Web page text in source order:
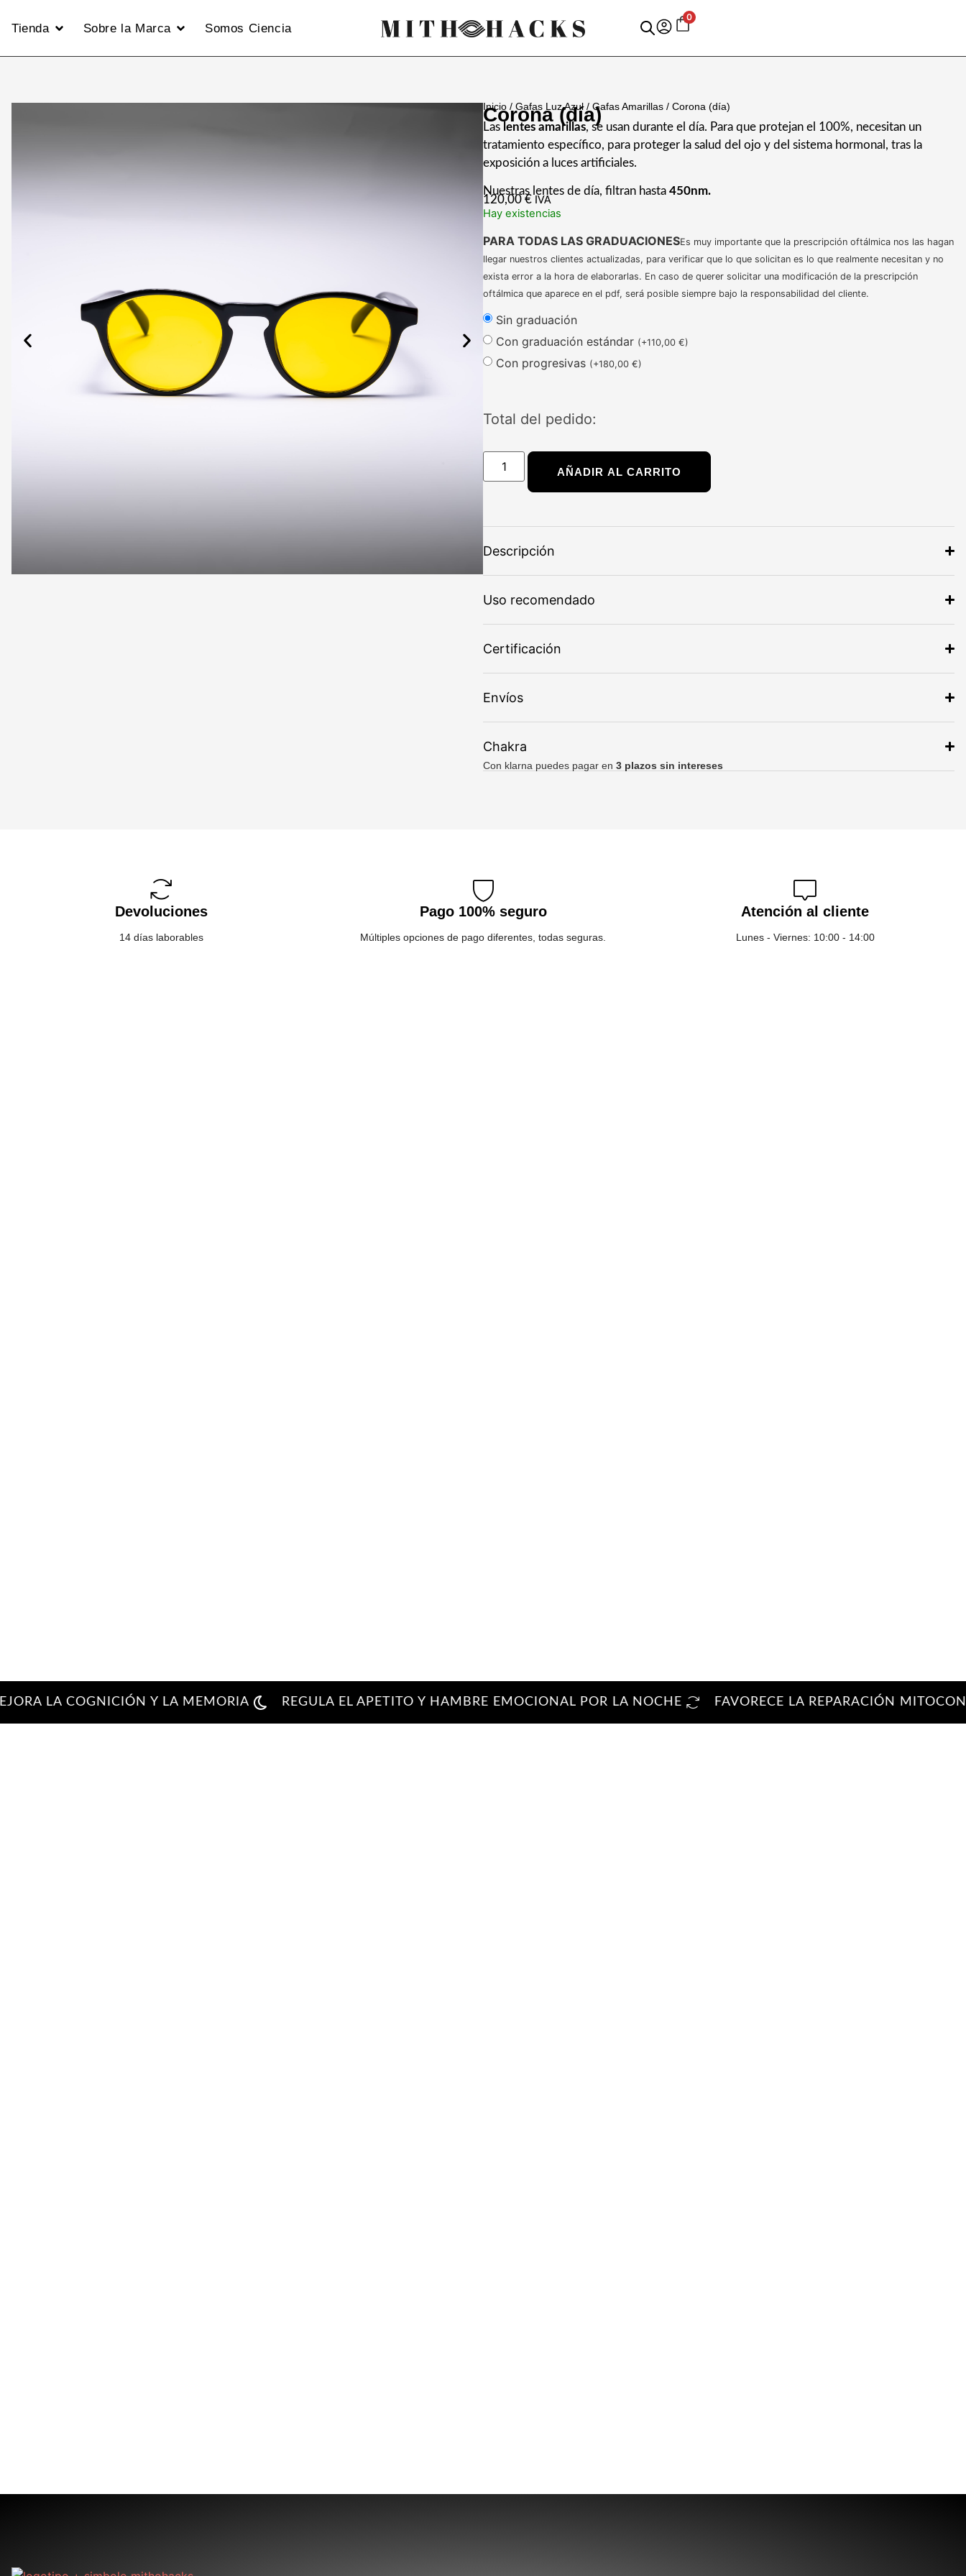
Tienda Sobre la Marca Somos Ciencia
0
Inicio / Gafas Luz Azul/ Gafas Amarillas / Corona (día)
Corona (día)
Las lentes amarillas, se usan durante el día. Para que protejan el 100%, necesitan un
tratamiento específico, para proteger la salud del ojo y del sistema hormonal, tras la
exposición a luces artificiales.
Nuestras lentes de día, filtran hasta 450nm.
120,00 € IVA
Hay existencias
PARA TODAS LAS GRADUACIONESEs muy importante que la prescripción oftálmica nos las hagan
llegar nuestros clientes actualizadas, para verificar que lo que solicitan es lo que realmente necesitan y no
exista error a la hora de elaborarlas. En caso de querer solicitar una modificación de la prescripción
oftálmica que aparece en el pdf, será posible siempre bajo la responsabilidad del cliente.
Sin graduación
Con graduación estándar (+110,00 €)
Con progresivas (+180,00 €)
Total del pedido:
AÑADIR AL CARRITO
Descripción
Uso recomendado
Certificación
Envíos
Chakra
Con klarna puedes pagar en 3 plazos sin intereses
Devoluciones
14 días laborables
Pago 100% seguro
Múltiples opciones de pago diferentes, todas seguras.
Atención al cliente
Lunes - Viernes: 10:00 - 14:00
LA COGNICIÓN Y LA MEMORIA REGULA EL APETITO Y HAMBRE EMOCIONAL POR LA NOCHE FAVORECE LA REPARACIÓN